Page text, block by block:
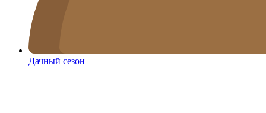
Дачный сезон